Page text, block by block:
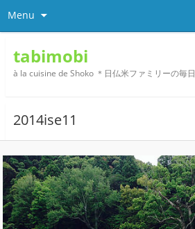
Menu
tabimobi
à la cuisine de Shoko ＊日仏米ファミリーの毎日
2014ise11